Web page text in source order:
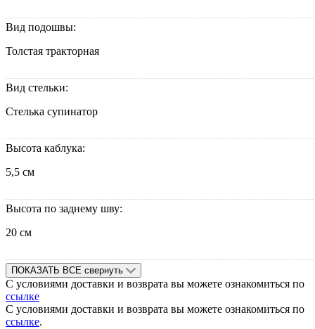
Вид подошвы:
Толстая тракторная
Вид стельки:
Стелька супинатор
Высота каблука:
5,5 см
Высота по заднему шву:
20 см
ПОКАЗАТЬ ВСЕ свернуть
С условиями доставки и возврата вы можете ознакомиться по
ссылке
С условиями доставки и возврата вы можете ознакомиться по
ссылке.